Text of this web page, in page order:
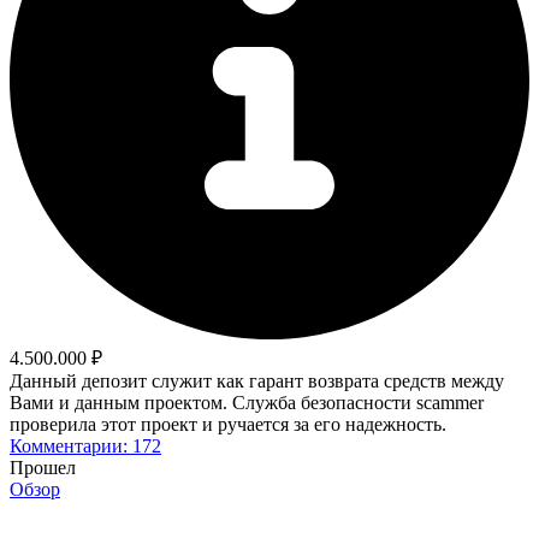
4.500.000 ₽
Данный депозит служит как гарант возврата средств между
Вами и данным проектом. Служба безопасности scammer
проверила этот проект и ручается за его надежность.
Комментарии: 172
Прошел
Обзор